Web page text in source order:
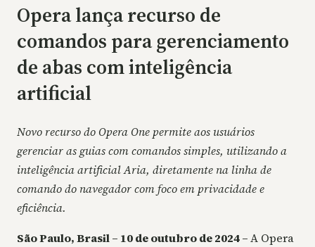
Opera lança recurso de
comandos para gerenciamento
de abas com inteligência
artificial
Novo recurso do Opera One permite aos usuários
gerenciar as guias com comandos simples, utilizando a
inteligência artificial Aria, diretamente na linha de
comando do navegador com foco em privacidade e
eficiência.
São Paulo, Brasil – 10 de outubro de 2024 –A Opera